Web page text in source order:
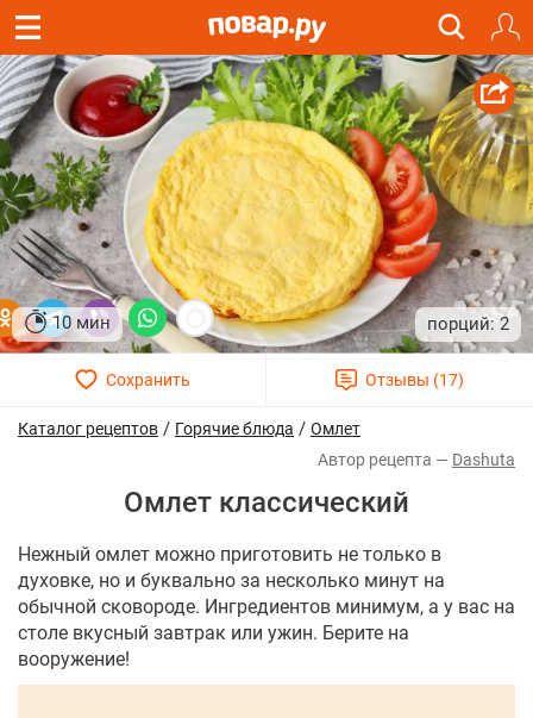
10 мин 2
Каталог рецептов / Горячие блюда / Омлет
Dashuta
Омлет классический
Нежный омлет можно приготовить не только в
духовке, но и буквально за несколько минут на
обычной сковороде. Ингредиентов минимум, а у вас на
столе вкусный завтрак или ужин. Берите на
вооружение!